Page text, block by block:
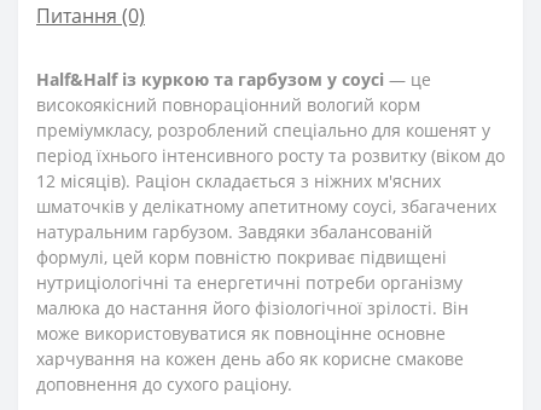
Питання (0)
Half&Half із куркою та гарбузом у соусі — це
високоякісний повнораціонний вологий корм
преміумкласу, розроблений спеціально для кошенят у
період їхнього інтенсивного росту та розвитку (віком до
12 місяців). Раціон складається з ніжних м'ясних
шматочків у делікатному апетитному соусі, збагачених
натуральним гарбузом. Завдяки збалансованій
формулі, цей корм повністю покриває підвищені
нутриціологічні та енергетичні потреби організму
малюка до настання його фізіологічної зрілості. Він
може використовуватися як повноцінне основне
харчування на кожен день або як корисне смакове
доповнення до сухого раціону.